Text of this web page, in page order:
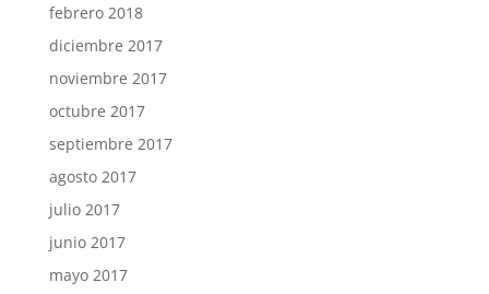
febrero 2018
diciembre 2017
noviembre 2017
octubre 2017
septiembre 2017
agosto 2017
julio 2017
junio 2017
mayo 2017